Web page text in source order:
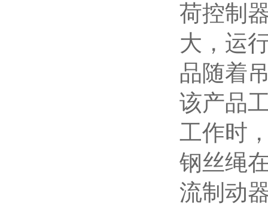
荷控制
大，运
品随着
该产品
工作时
钢丝绳
流制动